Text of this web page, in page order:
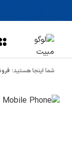
شما اینجا هستید: